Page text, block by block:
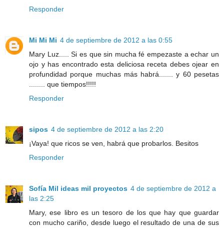
Responder
Mi Mi Mi 4 de septiembre de 2012 a las 0:55
Mary Luz..... Si es que sin mucha fé empezaste a echar un
ojo y has encontrado esta deliciosa receta debes ojear en
profundidad porque muchas más habrá....... y 60 pesetas
........ que tiempos!!!!!
Responder
sipos 4 de septiembre de 2012 a las 2:20
¡Vaya! que ricos se ven, habrá que probarlos. Besitos
Responder
Sofía Mil ideas mil proyectos 4 de septiembre de 2012 a
las 2:25
Mary, ese libro es un tesoro de los que hay que guardar
con mucho cariño, desde luego el resultado de una de sus